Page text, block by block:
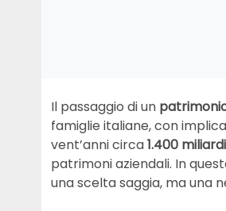
Il passaggio di un
famiglie italiane, con
vent’anni circa1.400
patrimoni aziendali. In
una scelta saggia, ma una